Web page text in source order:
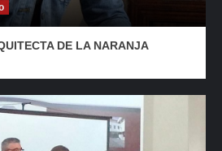
DE LA NARANJA